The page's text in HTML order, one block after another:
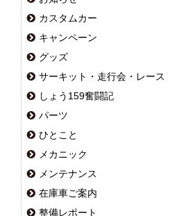
カスタムカー
キャンペーン
グッズ
サーキット・走行会・レース
しょう159奮闘記
パーツ
ひとこと
メカニック
メンテナンス
在庫車ご案内
整備レポート